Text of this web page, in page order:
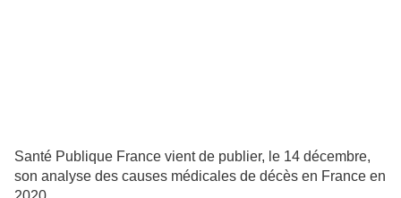
Santé Publique France vient de publier, le 14 décembre,
son analyse des causes médicales de décès en France en